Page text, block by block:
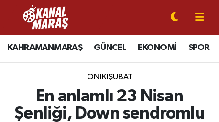
KAHRAMANMARAŞ GÜNCEL EKONOMİ SPOR
ONİKİŞUBAT
En anlamlı 23 Nisan
Şenliği, Down sendromlu
CANLI YAYIN
KAHRAMANMARAŞ
SPOR
Kahramanmaraş Nöbetçi Eczaneler
Kahramanmaraş Hava Durumu
Kahramanmaraş Namaz Vakitleri
Kahramanmaraş Trafik Yoğunluk Haritası